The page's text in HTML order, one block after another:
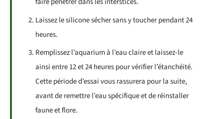
Laissez le silicone sécher sans y toucher pendant 24
heures.
Remplissez l’aquarium à l’eau claire et laissez-le
ainsi entre 12 et 24 heures pour vérifier l’étanchéité.
Cette période d’essai vous rassurera pour la suite,
avant de remettre l’eau spécifique et de réinstaller
faune et flore.